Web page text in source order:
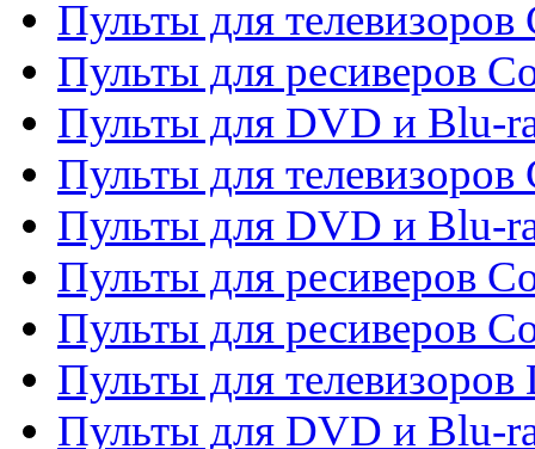
Пульты для телевизоров
Пульты для ресиверов
Пульты для DVD и Blu-
Пульты для телевизоров
Пульты для DVD и Blu-
Пульты для ресиверов
Пульты для ресиверов
Пульты для телевизоров
Пульты для DVD и Blu-